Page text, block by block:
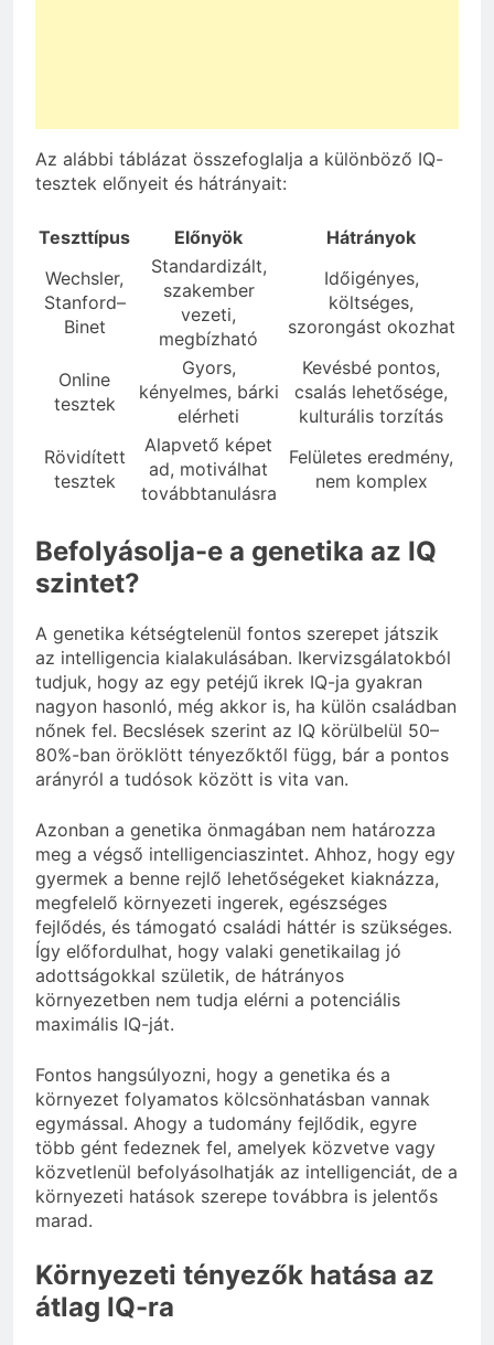
Az alábbi táblázat összefoglalja a különböző IQ-
tesztek előnyeit és hátrányait:
Teszttípus Előnyök
Hátrányok
Wechsler,
Stanford–
Binet
Standardizált,
szakember
vezeti,
megbízható
Időigényes,
költséges,
szorongást okozhat
Online
tesztek
Gyors,
kényelmes, bárki
elérheti
Kevésbé pontos,
csalás lehetősége,
kulturális torzítás
Rövidített
tesztek
Alapvető képet
ad, motiválhat
továbbtanulásra
Felületes eredmény,
nem komplex
Befolyásolja-e a genetika az IQ
szintet?
A genetika kétségtelenül fontos szerepet játszik
az intelligencia kialakulásában. Ikervizsgálatokból
tudjuk, hogy az egy petéjű ikrek IQ-ja gyakran
nagyon hasonló, még akkor is, ha külön családban
nőnek fel. Becslések szerint az IQ körülbelül 50–
80%-ban öröklött tényezőktől függ, bár a pontos
arányról a tudósok között is vita van.
Azonban a genetika önmagában nem határozza
meg a végső intelligenciaszintet. Ahhoz, hogy egy
gyermek a benne rejlő lehetőségeket kiaknázza,
megfelelő környezeti ingerek, egészséges
fejlődés, és támogató családi háttér is szükséges.
Így előfordulhat, hogy valaki genetikailag jó
adottságokkal születik, de hátrányos
környezetben nem tudja elérni a potenciális
maximális IQ-ját.
Fontos hangsúlyozni, hogy a genetika és a
környezet folyamatos kölcsönhatásban vannak
egymással. Ahogy a tudomány fejlődik, egyre
több gént fedeznek fel, amelyek közvetve vagy
közvetlenül befolyásolhatják az intelligenciát, de a
környezeti hatások szerepe továbbra is jelentős
marad.
Környezeti tényezők hatása az
átlag IQ-ra